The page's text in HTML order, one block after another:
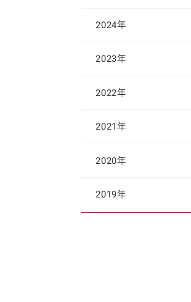
2025年12月
2025年11月
2025年10月
2025年9月
2025年8月
2025年7月
2024年
2024年12月
2024年11月
2024年10月
2024年9月
2024年8月
2023年
2023年12月
2023年11月
2023年10月
2023年9月
2022年
2022年12月
2022年11月
2022年10月
2021年
2021年12月
2021年11月
2020年
2020年12月
2019年